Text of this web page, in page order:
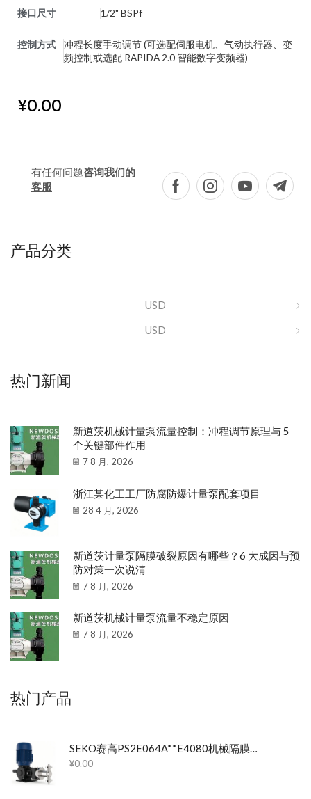
接口尺寸 1/2" BSPf
控制方式
冲程长度手动调节 (可选配伺服电机、气动执行器、变
频控制或选配 RAPIDA 2.0 智能数字变频器)
¥0.00
有任何问题咨询我们的
客服
产品分类
USD
USD
热门新闻
新道茨机械计量泵流量控制：冲程调节原理与 5
个关键部件作用
7 8 月, 2026
浙江某化工工厂防腐防爆计量泵配套项目
28 4 月, 2026
新道茨计量泵隔膜破裂原因有哪些？6 大成因与预
防对策一次说清
7 8 月, 2026
新道茨机械计量泵流量不稳定原因
7 8 月, 2026
热门产品
SEKO赛高PS2E064A**E4080机械隔膜计量泵
¥0.00